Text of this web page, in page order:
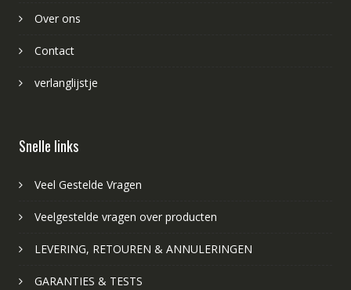
Over ons
Contact
verlanglijstje
Snelle links
Veel Gestelde Vragen
Veelgestelde vragen over producten
LEVERING, RETOUREN & ANNULERINGEN
GARANTIES & TESTS